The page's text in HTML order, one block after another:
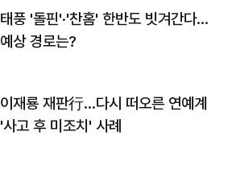
태풍 '돌핀'·'찬홈' 한반도 빗겨간다…
예상 경로는?
이재룡 재판行…다시 떠오른 연예계
'사고 후 미조치' 사례